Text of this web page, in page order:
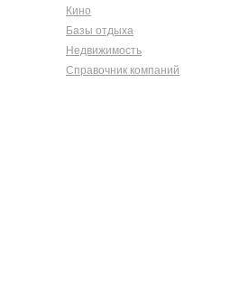
Кино
Базы отдыха
Недвижимость
Справочник компаний